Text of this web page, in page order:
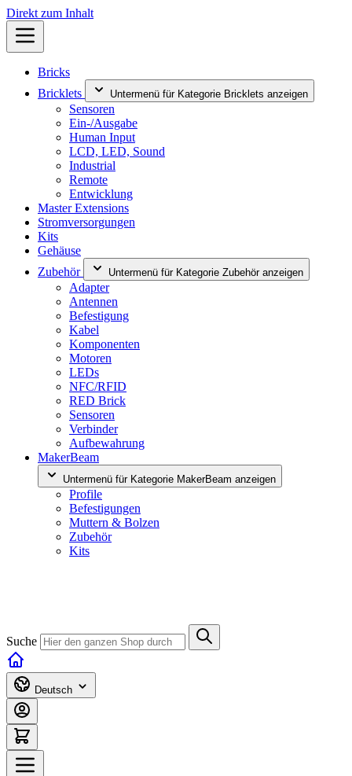
Direkt zum Inhalt
Bricks
Bricklets
Untermenü für Kategorie Bricklets anzeigen
Sensoren
Ein-/Ausgabe
Human Input
LCD, LED, Sound
Industrial
Remote
Entwicklung
Master Extensions
Stromversorgungen
Kits
Gehäuse
Zubehör
Untermenü für Kategorie Zubehör anzeigen
Adapter
Antennen
Befestigung
Kabel
Komponenten
Motoren
LEDs
NFC/RFID
RED Brick
Sensoren
Verbinder
Aufbewahrung
MakerBeam
Untermenü für Kategorie MakerBeam anzeigen
Profile
Befestigungen
Muttern & Bolzen
Zubehör
Kits
Suche
Deutsch